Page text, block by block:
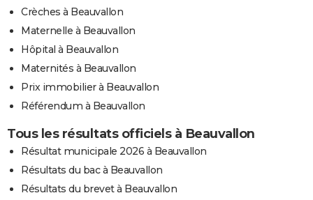
Crèches à Beauvallon
Maternelle à Beauvallon
Hôpital à Beauvallon
Maternités à Beauvallon
Prix immobilier à Beauvallon
Référendum à Beauvallon
Tous les résultats officiels à Beauvallon
Résultat municipale 2026 à Beauvallon
Résultats du bac à Beauvallon
Résultats du brevet à Beauvallon